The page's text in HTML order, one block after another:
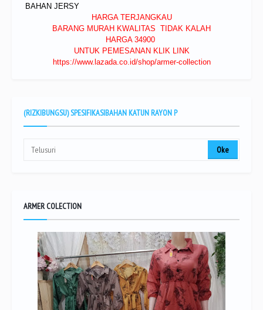
BAHAN JERSY
HARGA TERJANGKAU
BARANG MURAH KWALITAS TIDAK KALAH
HARGA 34900
UNTUK PEMESANAN KLIK LINK
https://www.lazada.co.id/shop/armer-collection
(RIZKIBUNGSU) SPESIFIKASIBAHAN KATUN RAYON P
ARMER COLECTION